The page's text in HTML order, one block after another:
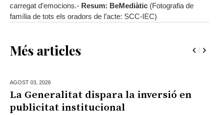
carregat d’emocions.- Resum: BeMediàtic (Fotografia de
família de tots els oradors de l’acte: SCC-IEC)
Més articles
AGOST 03, 2026
La Generalitat dispara la inversió en
publicitat institucional